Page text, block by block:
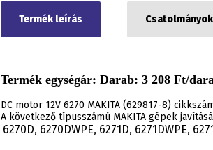
Termék leírás Csatolmányok
Termék egységár: Darab: 3 208 Ft/
DC motor 12V 6270 MAKITA (629817-8)
A következő típusszámú MAKITA gépek
6270D, 6270DWPE, 6271D, 6271DWPE,